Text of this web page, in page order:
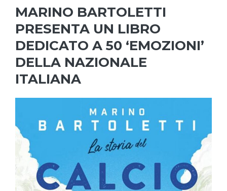
MARINO BARTOLETTI
PRESENTA UN LIBRO
DEDICATO A 50 ‘EMOZIONI’
DELLA NAZIONALE
ITALIANA